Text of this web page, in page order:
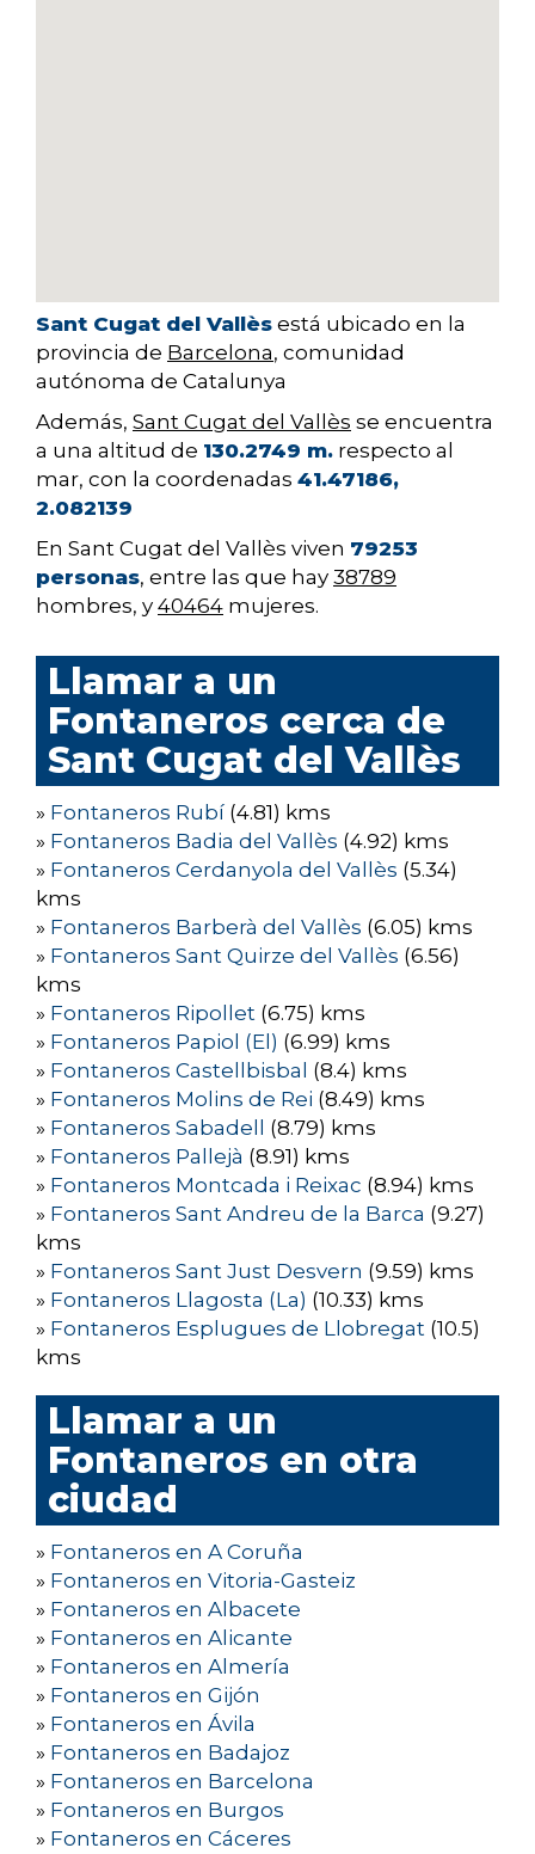
Sant Cugat del Vallès está ubicado en la
provincia de Barcelona, comunidad
autónoma de Catalunya
Además, Sant Cugat del Vallès se encuentra
a una altitud de 130.2749 m. respecto al
mar, con la coordenadas 41.47186,
2.082139
En Sant Cugat del Vallès viven 79253
personas, entre las que hay 38789
hombres, y 40464 mujeres.
Llamar a un
Fontaneros cerca de
Sant Cugat del Vallès
» Fontaneros Rubí (4.81) kms
» Fontaneros Badia del Vallès (4.92) kms
» Fontaneros Cerdanyola del Vallès (5.34)
kms
» Fontaneros Barberà del Vallès (6.05) kms
» Fontaneros Sant Quirze del Vallès (6.56)
kms
» Fontaneros Ripollet (6.75) kms
» Fontaneros Papiol (El) (6.99) kms
» Fontaneros Castellbisbal (8.4) kms
» Fontaneros Molins de Rei (8.49) kms
» Fontaneros Sabadell
(8.79) kms
» Fontaneros Pallejà (8.91) kms
» Fontaneros Montcada i Reixac (8.94) kms
» Fontaneros Sant Andreu de la Barca (9.27)
kms
» Fontaneros Sant Just Desvern (9.59) kms
» Fontaneros Llagosta (La) (10.33) kms
» Fontaneros Esplugues de Llobregat (10.5)
kms
Llamar a un
Fontaneros en otra
ciudad
» Fontaneros en A Coruña
» Fontaneros en Vitoria-Gasteiz
» Fontaneros en Albacete
» Fontaneros en Alicante
» Fontaneros en Almería
» Fontaneros en Gijón
» Fontaneros en Ávila
» Fontaneros en Badajoz
» Fontaneros en Barcelona
» Fontaneros en Burgos
» Fontaneros en Cáceres